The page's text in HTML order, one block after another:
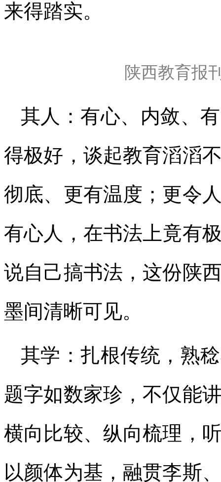
来得踏实。
陕西教育报
其人：有心、内敛、
得极好，谈起教育滔滔
彻底、更有温度；更令
有心人，在书法上竟有
说自己搞书法，这份陕
墨间清晰可见。
其学：扎根传统，熟
题字如数家珍，不仅能
横向比较、纵向梳理，
以颜体为基，融贯李斯